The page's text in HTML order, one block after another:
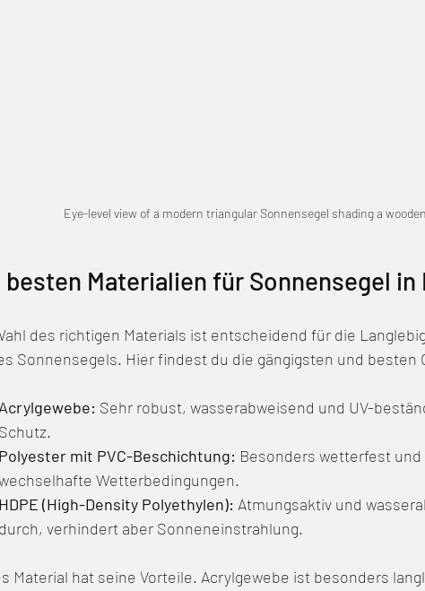
Eye-level view of a modern triangular Sonnensegel shading a
besten Materialien für Sonnensegel in
des richtigen Materials ist entscheidend für die
Sonnensegels. Hier findest du die gängigsten und besten
Acrylgewebe: Sehr robust, wasserabweisend und UV-
Schutz.
Polyester mit PVC-Beschichtung: Besonders wetterfest
Wetterbedingungen.
HDPE (High-Density Polyethylen): Atmungsaktiv und
durch, verhindert aber Sonneneinstrahlung.
Material hat seine Vorteile. Acrylgewebe ist besonders